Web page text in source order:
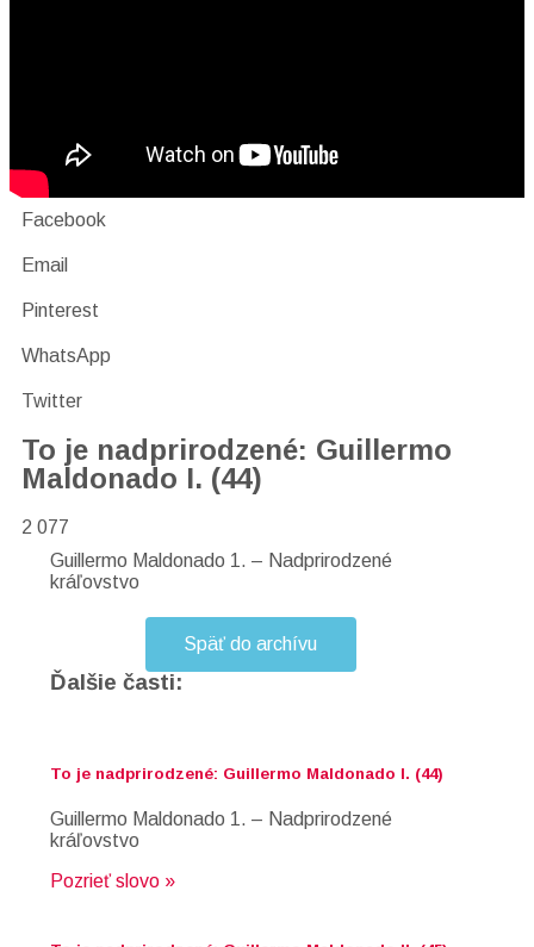
Facebook
Email
Pinterest
WhatsApp
Twitter
To je nadprirodzené: Guillermo
Maldonado I. (44)
2 077
Guillermo Maldonado 1. – Nadprirodzené
kráľovstvo
Späť do archívu
Ďalšie časti:
To je nadprirodzené: Guillermo Maldonado I. (44)
Guillermo Maldonado 1. – Nadprirodzené
kráľovstvo
Pozrieť slovo »